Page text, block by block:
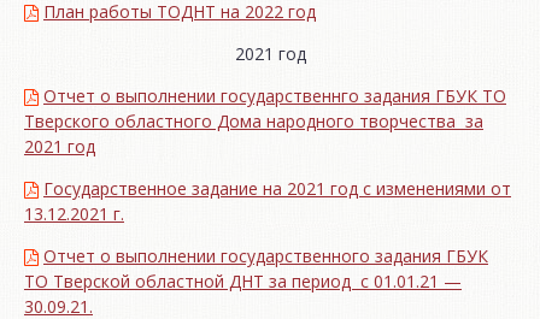
План работы ТОДНТ на 2022 год
2021 год
Отчет о выполнении государственнго задания ГБУК ТО
Тверского областного Дома народного творчества за
2021 год
Государственное задание на 2021 год с изменениями от
13.12.2021 г.
Отчет о выполнении государственного задания ГБУК
ТО Тверской областной ДНТ за период с 01.01.21 —
30.09.21.